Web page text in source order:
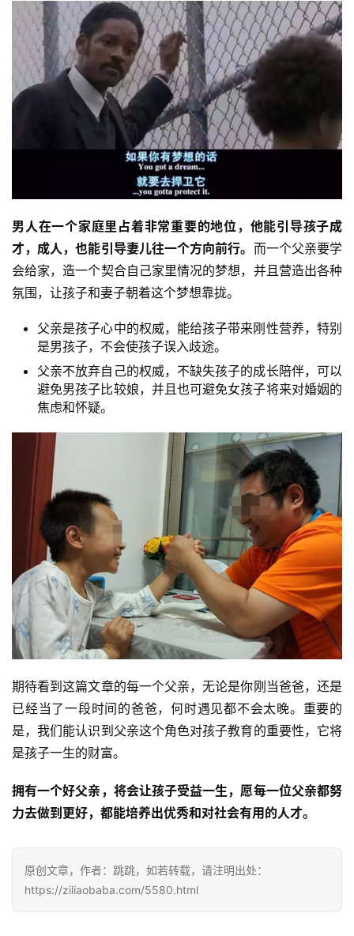
投
稿
男人在一个家庭里占着非常重要的地位，他能引导孩子成
才，成人，也能引导妻儿往一个方向前行。 而一个父亲要学
会给家，造一个契合自己家里情况的梦想，并且营造出各种
氛围，让孩子和妻子朝着这个梦想靠拢。
父亲是孩子心中的权威，能给孩子带来刚性营养，特别
是男孩子，不会使孩子误入歧途。
父亲不放弃自己的权威，不缺失孩子的成长陪伴，可以
避免男孩子比较娘，并且也可避免女孩子将来对婚姻的
焦虑和怀疑。
期待看到这篇文章的每一个父亲，无论是你刚当爸爸，还是
已经当了一段时间的爸爸，何时遇见都不会太晚。重要的
是，我们能认识到父亲这个角色对孩子教育的重要性，它将
是孩子一生的财富。
拥有一个好父亲，将会让孩子受益一生，愿每一位父亲都努
力去做到更好，都能培养出优秀和对社会有用的人才。
原创文章，作者：跳跳，如若转载，请注明出处：
https://ziliaobaba.com/5580.html